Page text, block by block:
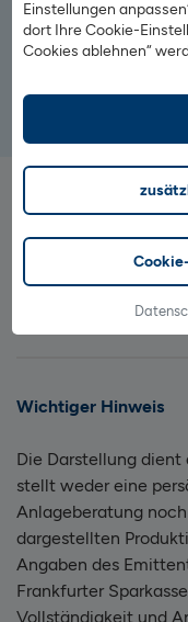
Einstellungen
dort Ihre Cookie-
Cookies ablehnen“
Märkte & Börsen:
Handeln.
Weitere
Informieren Sie sich
renommierten
Zu allen
Wichtiger Hinweis
Die Darstellung
stellt weder eine
Anlageberatung
dargestellten
Angaben des
Frankfurter
Vollständigkeit und